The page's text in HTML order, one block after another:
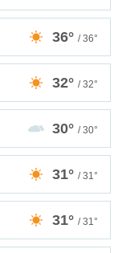
36° / 36°
32° / 32°
30° / 30°
31° / 31°
31° / 31°